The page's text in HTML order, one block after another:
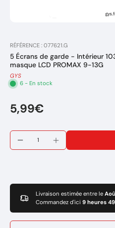
RÉFÉRENCE : 077621.G
5 Écrans de garde - Intérieur
masque LCD PROMAX 9-13G
GYS
6 - En stock
5,99€
Livraison estimée entre le
Commandez d'ici 9 heures